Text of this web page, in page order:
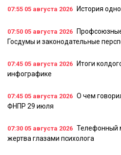
07:55 05 августа 2026 История
07:50 05 августа 2026
Госдумы и законодательные
07:45 05 августа 2026
Итоги
инфографике
07:45 05 августа 2026 О чем
ФНПР 29 июля
07:30 05 августа 2026 Телефонный
жертва глазами психолога